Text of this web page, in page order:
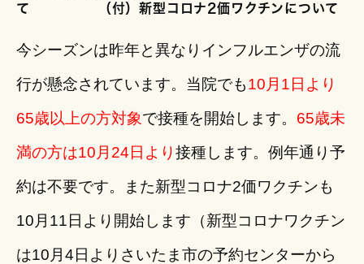
て （付）新型コロナ2価ワクチンについて
今シーズンは昨年と異なりインフルエンザの流
行が懸念されています。当院でも10月1日より
65歳以上の方対象で接種を開始します。 65歳未
満の方は10月24日より接種します。例年通り予
約は不要です。また新型コロナ2価ワクチンも
10月11日より開始します（新型コロナワクチン
は10月4日よりさいたま市の予約センターから